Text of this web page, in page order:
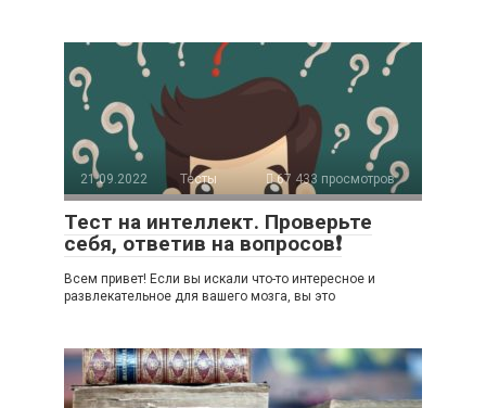
21.09.2022 Тесты 67 433 просмотров
Тест на интеллект. Проверьте
себя, ответив на вопросов❗
Всем привет! Если вы искали что-то интересное и
развлекательное для вашего мозга, вы это